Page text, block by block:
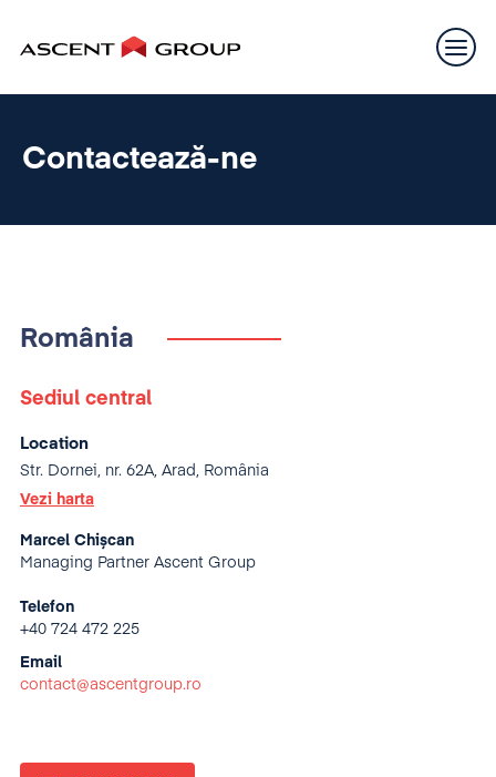
Contactează-ne
România
Sediul central
Location
Str. Dornei, nr. 62A, Arad, România
Vezi harta
Marcel Chișcan
Managing Partner Ascent Group
Telefon
+40 724 472 225
Email
contact@ascentgroup.ro